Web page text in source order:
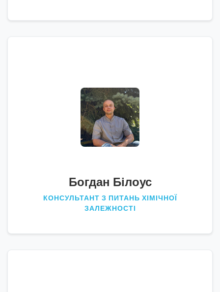
Богдан Білоус
КОНСУЛЬТАНТ З ПИТАНЬ ХІМІЧНОЇ
ЗАЛЕЖНОСТІ